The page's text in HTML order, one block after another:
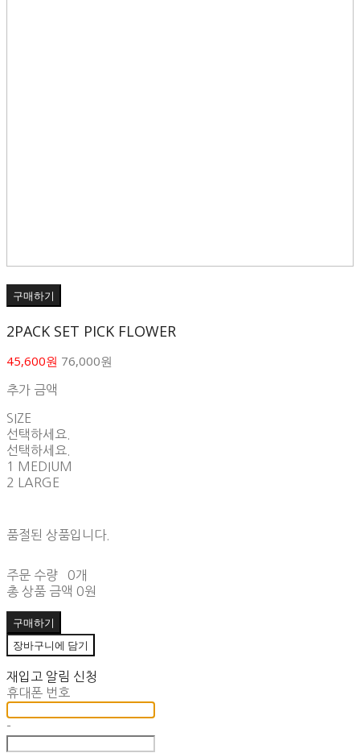
구매하기
2PACK SET PICK FLOWER
45,600원 76,000원
추가 금액
SIZE
선택하세요.
선택하세요.
1 MEDIUM
2 LARGE
품절된 상품입니다.
주문 수량
0개
총 상품 금액 0원
구매하기
장바구니에 담기
재입고 알림 신청
휴대폰 번호
-